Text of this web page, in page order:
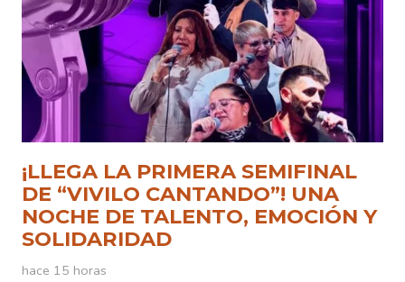
¡LLEGA LA PRIMERA SEMIFINAL
DE “VIVILO CANTANDO”! UNA
NOCHE DE TALENTO, EMOCIÓN Y
SOLIDARIDAD
hace 15 horas